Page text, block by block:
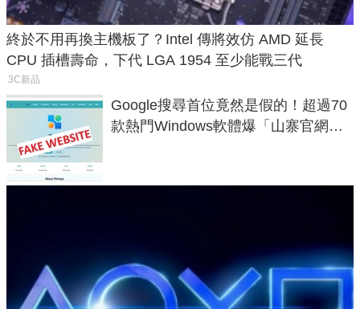
終於不用再換主機板了？Intel 傳將效仿 AMD 延長
CPU 插槽壽命，下代 LGA 1954 至少能戰三代
3C新品
Google搜尋首位竟然是假的！超過70
款熱門Windows軟體爆「山寨官網」